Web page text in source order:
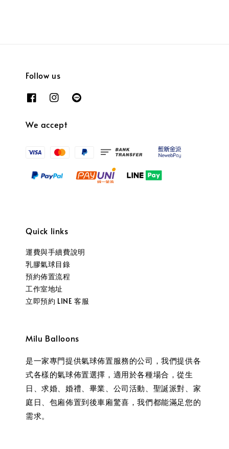
Follow us
We accept
Quick links
運費與手續費說明
乳膠氣球目錄
預約佈置流程
工作室地址
立即預約 LINE 客服
Milu Balloons
是一家專門提供氣球佈置服務的公司，我們提供各
式各樣的氣球佈置選擇，適用於各種場合，從生
日、求婚、婚禮、畢業、公司活動、聖誕派對、家
庭日、包廂佈置到後車廂驚喜，我們都能滿足您的
需求。